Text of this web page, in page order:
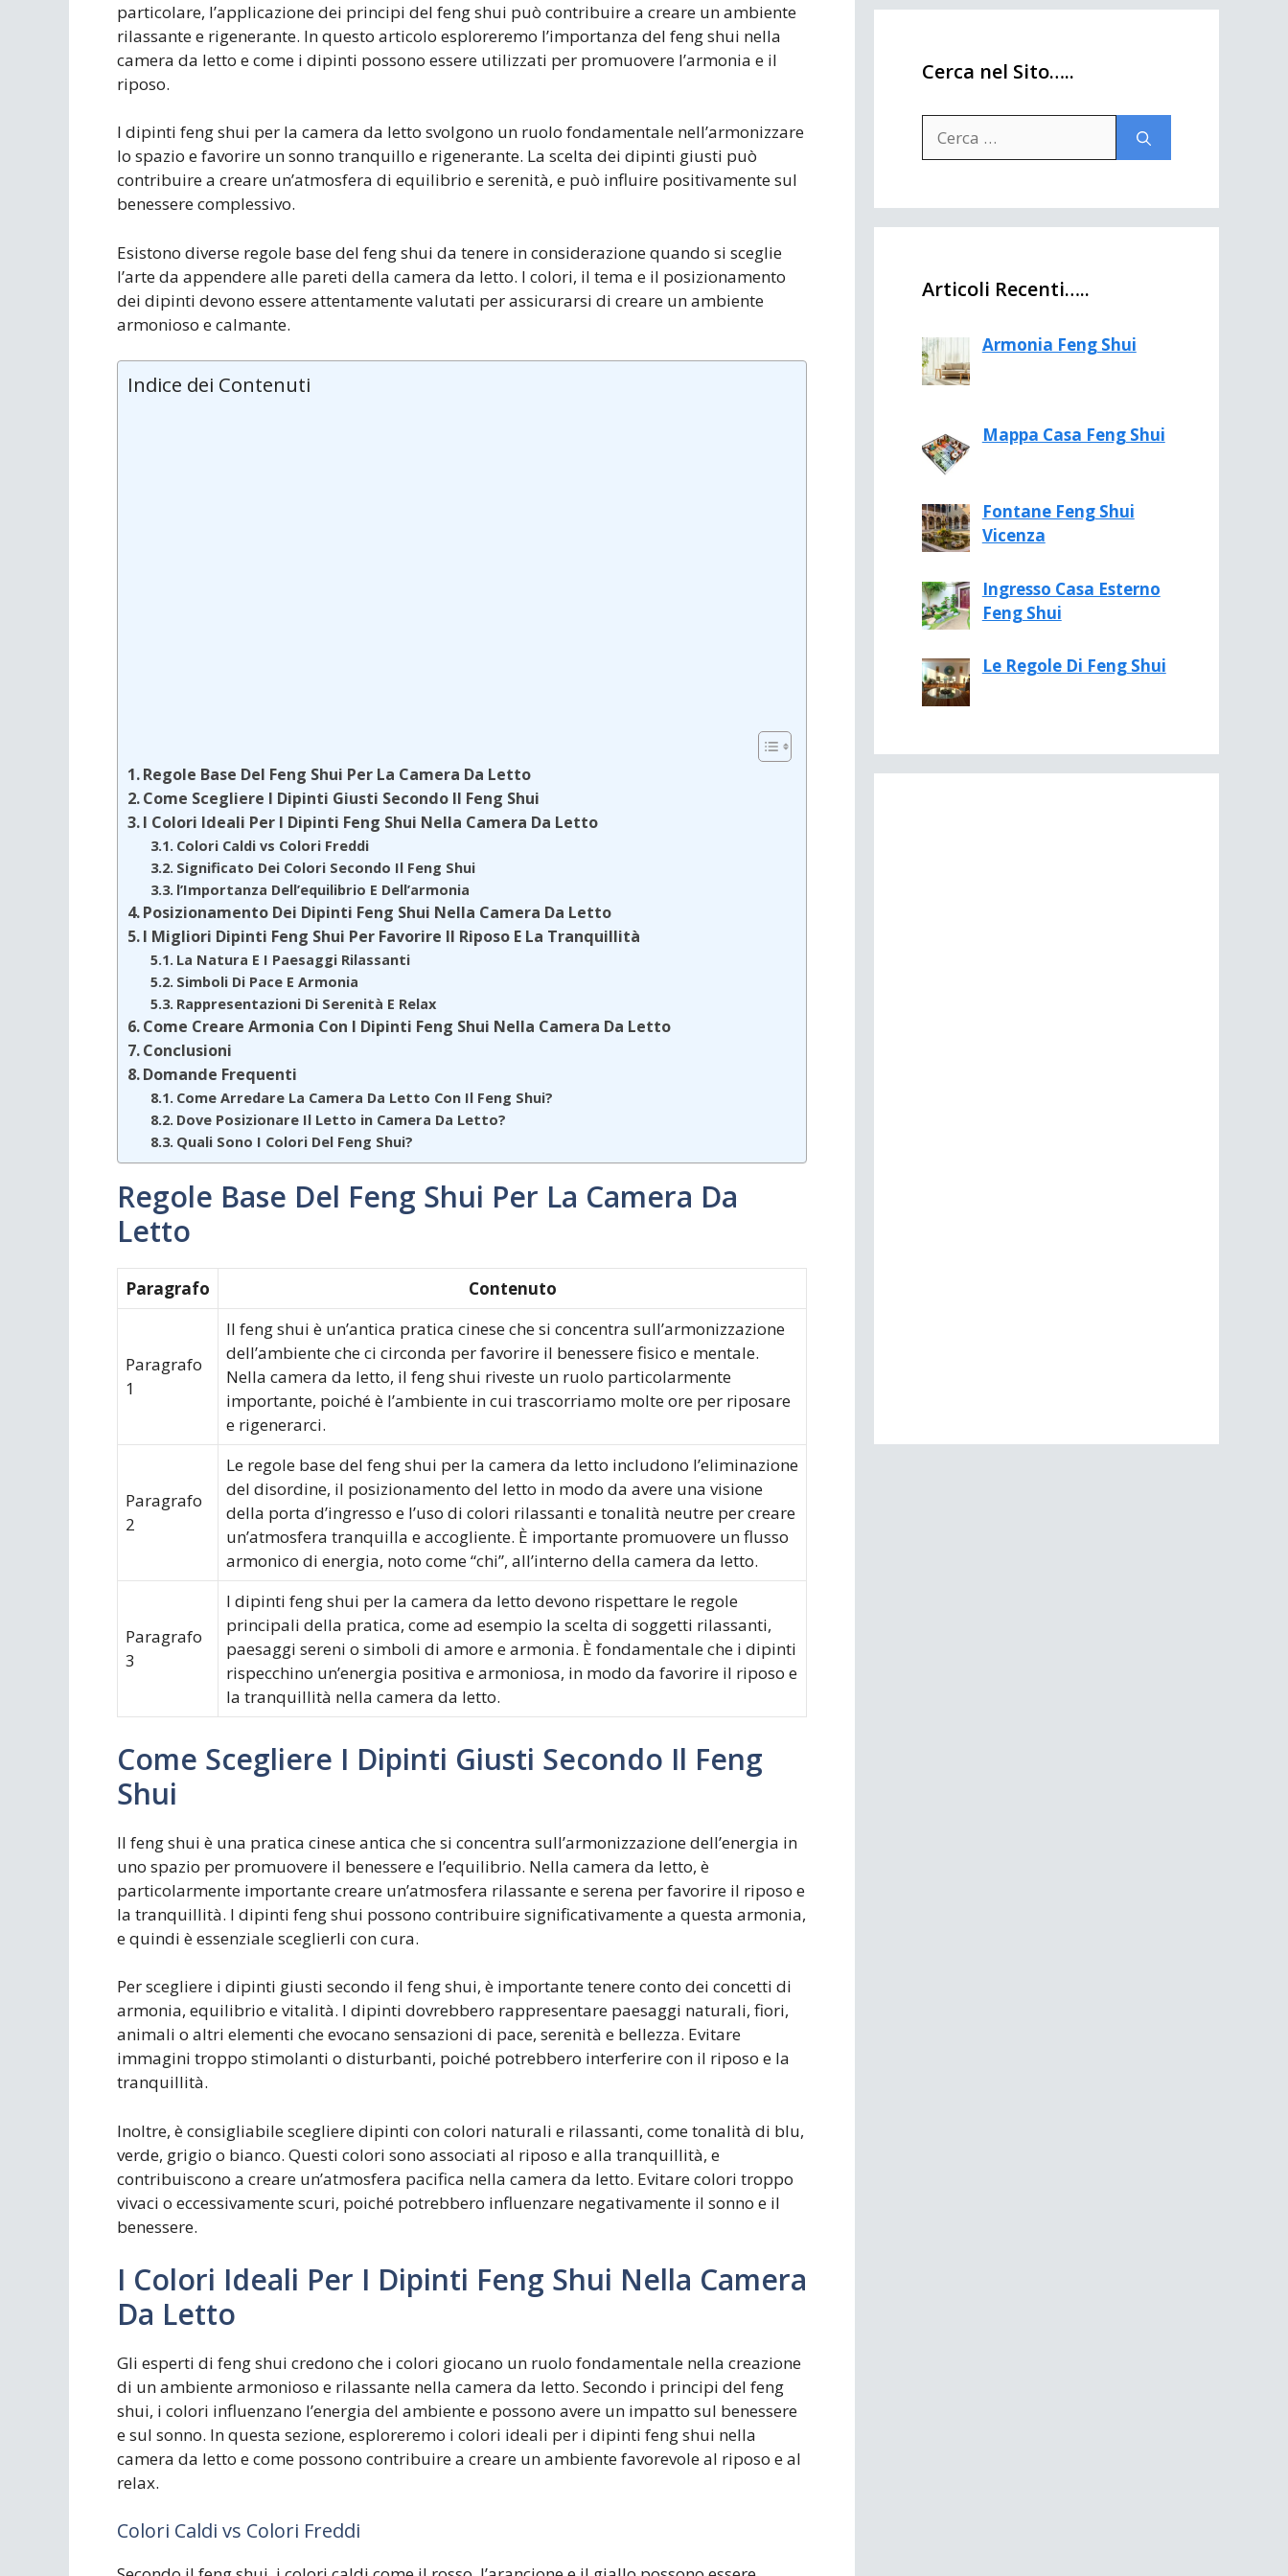
particolare, l’applicazione dei principi del feng shui può contribuire a creare un ambiente
rilassante e rigenerante. In questo articolo esploreremo l’importanza del feng shui nella
camera da letto e come i dipinti possono essere utilizzati per promuovere l’armonia e il
riposo.
I dipinti feng shui per la camera da letto svolgono un ruolo fondamentale nell’armonizzare
lo spazio e favorire un sonno tranquillo e rigenerante. La scelta dei dipinti giusti può
contribuire a creare un’atmosfera di equilibrio e serenità, e può influire positivamente sul
benessere complessivo.
Esistono diverse regole base del feng shui da tenere in considerazione quando si sceglie
l’arte da appendere alle pareti della camera da letto. I colori, il tema e il posizionamento
dei dipinti devono essere attentamente valutati per assicurarsi di creare un ambiente
armonioso e calmante.
Indice dei Contenuti
Regole Base Del Feng Shui Per La Camera Da Letto
Come Scegliere I Dipinti Giusti Secondo Il Feng Shui
I Colori Ideali Per I Dipinti Feng Shui Nella Camera Da Letto
Colori Caldi vs Colori Freddi
Significato Dei Colori Secondo Il Feng Shui
l’Importanza Dell’equilibrio E Dell’armonia
Posizionamento Dei Dipinti Feng Shui Nella Camera Da Letto
I Migliori Dipinti Feng Shui Per Favorire Il Riposo E La Tranquillità
La Natura E I Paesaggi Rilassanti
Simboli Di Pace E Armonia
Rappresentazioni Di Serenità E Relax
Come Creare Armonia Con I Dipinti Feng Shui Nella Camera Da Letto
Conclusioni
Domande Frequenti
Come Arredare La Camera Da Letto Con Il Feng Shui?
Dove Posizionare Il Letto in Camera Da Letto?
Quali Sono I Colori Del Feng Shui?
Regole Base Del Feng Shui Per La Camera Da
Letto
Paragrafo Contenuto
Paragrafo
1
Il feng shui è un’antica pratica cinese che si concentra sull’armonizzazione
dell’ambiente che ci circonda per favorire il benessere fisico e mentale.
Nella camera da letto, il feng shui riveste un ruolo particolarmente
importante, poiché è l’ambiente in cui trascorriamo molte ore per riposare
e rigenerarci.
Paragrafo
2
Le regole base del feng shui per la camera da letto includono l’eliminazione
del disordine, il posizionamento del letto in modo da avere una visione
della porta d’ingresso e l’uso di colori rilassanti e tonalità neutre per creare
un’atmosfera tranquilla e accogliente. È importante promuovere un flusso
armonico di energia, noto come “chi”, all’interno della camera da letto.
Paragrafo
3
I dipinti feng shui per la camera da letto devono rispettare le regole
principali della pratica, come ad esempio la scelta di soggetti rilassanti,
paesaggi sereni o simboli di amore e armonia. È fondamentale che i dipinti
rispecchino un’energia positiva e armoniosa, in modo da favorire il riposo e
la tranquillità nella camera da letto.
Come Scegliere I Dipinti Giusti Secondo Il Feng
Shui
Il feng shui è una pratica cinese antica che si concentra sull’armonizzazione dell’energia in
uno spazio per promuovere il benessere e l’equilibrio. Nella camera da letto, è
particolarmente importante creare un’atmosfera rilassante e serena per favorire il riposo e
la tranquillità. I dipinti feng shui possono contribuire significativamente a questa armonia,
e quindi è essenziale sceglierli con cura.
Per scegliere i dipinti giusti secondo il feng shui, è importante tenere conto dei concetti di
armonia, equilibrio e vitalità. I dipinti dovrebbero rappresentare paesaggi naturali, fiori,
animali o altri elementi che evocano sensazioni di pace, serenità e bellezza. Evitare
immagini troppo stimolanti o disturbanti, poiché potrebbero interferire con il riposo e la
tranquillità.
Inoltre, è consigliabile scegliere dipinti con colori naturali e rilassanti, come tonalità di blu,
verde, grigio o bianco. Questi colori sono associati al riposo e alla tranquillità, e
contribuiscono a creare un’atmosfera pacifica nella camera da letto. Evitare colori troppo
vivaci o eccessivamente scuri, poiché potrebbero influenzare negativamente il sonno e il
benessere.
I Colori Ideali Per I Dipinti Feng Shui Nella Camera
Da Letto
Gli esperti di feng shui credono che i colori giocano un ruolo fondamentale nella creazione
di un ambiente armonioso e rilassante nella camera da letto. Secondo i principi del feng
shui, i colori influenzano l’energia del ambiente e possono avere un impatto sul benessere
e sul sonno. In questa sezione, esploreremo i colori ideali per i dipinti feng shui nella
camera da letto e come possono contribuire a creare un ambiente favorevole al riposo e al
relax.
Colori Caldi vs Colori Freddi
Cerca nel Sito…..
per:
Articoli Recenti…..
Armonia Feng Shui
Mappa Casa Feng Shui
Fontane Feng Shui
Vicenza
Ingresso Casa Esterno
Feng Shui
Le Regole Di Feng Shui